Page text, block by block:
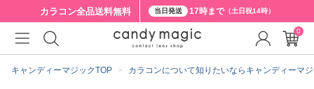
カラコン全品送料無料 当日発送 17時まで（土日祝14時）
キャンディーマジックTOP カラコンについて知りたいならキャンディーマ
0